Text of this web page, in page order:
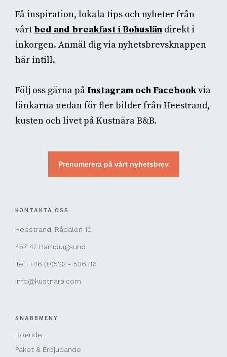
Få inspiration, lokala tips och nyheter från
vårt bed and breakfast i Bohuslän direkt i
inkorgen. Anmäl dig via nyhetsbrevsknappen
här intill.
Följ oss gärna på Instagram och Facebookvia
länkarna nedan för fler bilder från Heestrand,
kusten och livet på Kustnära B&B.
Prenumerera på vårt nyhetsbrev
KONTAKTA OSS
Heestrand, Rådalen 10
457 47 Hamburgsund
Tel: +46 (0)523 - 536 36
info@kustnara.com
SNABBMENY
Boende
Paket & Erbjudande